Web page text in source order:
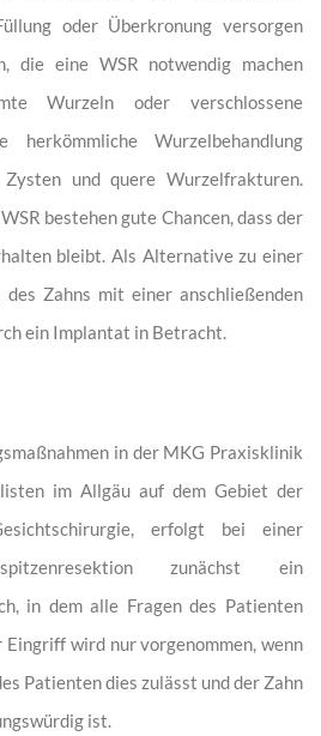
oder Überkronung versorgen
die eine WSR notwendig machen
Wurzeln oder verschlossene
herkömmliche Wurzelbehandlung
und quere Wurzelfrakturen.
bestehen gute Chancen, dass der
bleibt. Als Alternative zu einer
Zahns mit einer anschließenden
ein Implantat in Betracht.
in der MKG Praxisklinik
im Allgäu auf dem Gebiet der
erfolgt bei einer
zunächst ein
in dem alle Fragen des Patienten
wird nur vorgenommen, wenn
Patienten dies zulässt und der Zahn
ist.